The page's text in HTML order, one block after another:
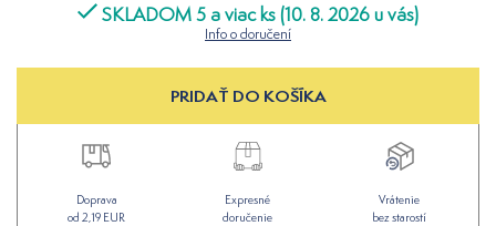
SKLADOM 5 a viac ks (10. 8. 2026 u vás)
Info o doručení
PRIDAŤ DO KOŠÍKA
Doprava
od 2,19 EUR
Expresné
doručenie
Vrátenie
bez starostí